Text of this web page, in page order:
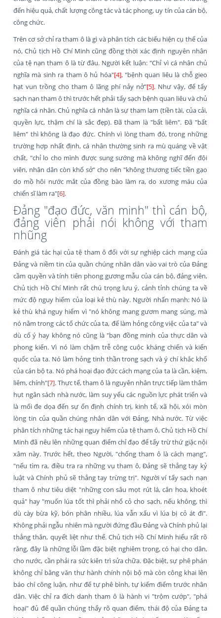
đến hiệu quả, chất lượng công tác và tác phong, uy tín của cán bộ,
công chức.
Trên cơ sở chỉ ra tham ô là gì và phân tích các biểu hiện cụ thể của
nó, Chủ tịch Hồ Chí Minh cũng đồng thời xác định nguyên nhân
của tệ nạn tham ô là từ đâu. Người kết luận: "Chỉ vì cá nhân chủ
nghĩa mà sinh ra tham ô hủ hóa"[4], "bệnh quan liêu là chỗ gieo
hạt vun trồng cho tham ô lãng phí nảy nở"[5]. Như vậy, để tẩy
sạch nạn tham ô thì trước hết phải tẩy sạch bệnh quan liêu và chủ
nghĩa cá nhân. Chủ nghĩa cá nhân là sự tham lam (tiền tài, của cải,
quyền lực, thậm chí là sắc đẹp). Đã tham là "bất liêm". Đã "bất
liêm" thì không là đạo đức. Chính vì lòng tham đó, trong những
trường hợp nhất định, cá nhân thường sinh ra mù quáng về vật
chất, "chỉ lo cho mình được sung sướng mà không nghĩ đến đội
viên, nhân dân còn khổ sở" cho nên "không thương tiếc tiền gạo
do mồ hôi nước mắt của đồng bào làm ra, do xương máu của
chiến sĩ làm ra"[6].
Đảng "đạo đức, văn minh" thì cán bộ,
đảng viên phải nói không với tham
nhũng
Đánh giá tác hại của tệ tham ô đối với sự nghiệp cách mạng của
Đảng và niềm tin của quần chúng nhân dân vào vai trò của Đảng
cầm quyền và tính tiên phong gương mẫu của cán bộ, đảng viên,
Chủ tịch Hồ Chí Minh rất chú trọng lưu ý, cảnh tỉnh chúng ta về
mức độ nguy hiểm của loại kẻ thù này. Người nhấn mạnh: Nó là
kẻ thù khá nguy hiểm vì "nó không mang gươm mang súng, mà
nó nằm trong các tổ chức của ta, để làm hỏng công việc của ta" và
dù cố ý hay không nó cũng là "bạn đồng minh của thực dân và
phong kiến. Vì nó làm chậm trễ công cuộc kháng chiến và kiến
quốc của ta. Nó làm hỏng tinh thần trong sạch và ý chí khắc khổ
của cán bộ ta. Nó phá hoại đạo đức cách mạng của ta là cần, kiệm,
liêm, chính"[7]. Thực tế, tham ô là nguyên nhân trực tiếp làm thâm
hụt ngân sách nhà nước, làm suy yếu các nguồn lực phát triển và
là mối đe dọa đến sự ổn định chính trị, kinh tế, xã hội, xói mòn
lòng tin của quần chúng nhân dân với Đảng, Nhà nước. Từ việc
phân tích những tác hại nguy hiểm của tệ tham ô, Chủ tịch Hồ Chí
Minh đã nêu lên những quan điểm chỉ đạo để tẩy trừ thứ giặc nội
xâm này. Trước hết, theo Người, "chống tham ô là cách mạng",
"nếu tìm ra, điều tra ra những vụ tham ô, Đảng sẽ thẳng tay kỷ
luật và Chính phủ sẽ thẳng tay trừng trị". Người ví tẩy sạch nạn
tham ô như tiêu diệt "những con sâu mọt rút lá, cắn hoa, khoét
quả" hay "muốn lúa tốt thì phải nhổ cỏ cho sạch, nếu không, thì
dù cày bừa kỹ, bón phân nhiều, lúa vẫn xấu vì lúa bị cỏ át đi".
Không phải ngẫu nhiên mà người đứng đầu Đảng và Chính phủ lại
thẳng thắn, quyết liệt như thế. Chủ tịch Hồ Chí Minh hiểu rất rõ
rằng, đây là những lỗi lầm đặc biệt nghiêm trọng, có hại cho dân,
cho nước, cần phải ra sức kiên trì sửa chữa. Đặc biệt, sự phê phán
không chỉ bằng văn thư hành chính nội bộ mà còn công khai lên
báo chí công luận, như để tự phê bình, tự kiểm điểm trước nhân
dân. Việc chỉ ra đích danh tham ô là hành vi "trộm cướp", "phá
hoại" đủ để quần chúng thấy rõ quan điểm, thái độ của Đảng ta